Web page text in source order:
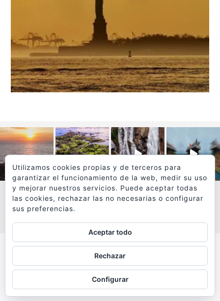
VER MÁS
Todos los textos y fotografías de
www.viajesyfotografia.comson propiedad de su autor
y están protegidos por © Copyright
Utilizamos cookies propias y de terceros para
garantizar el funcionamiento de la web, medir su uso
y mejorar nuestros servicios. Puede aceptar todas
las cookies, rechazar las no necesarias o configurar
sus preferencias.
Aceptar todo
Rechazar
Configurar